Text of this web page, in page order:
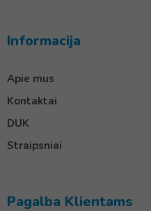
Informacija
Apie mus
Kontaktai
DUK
Straipsniai
Pagalba Klientams